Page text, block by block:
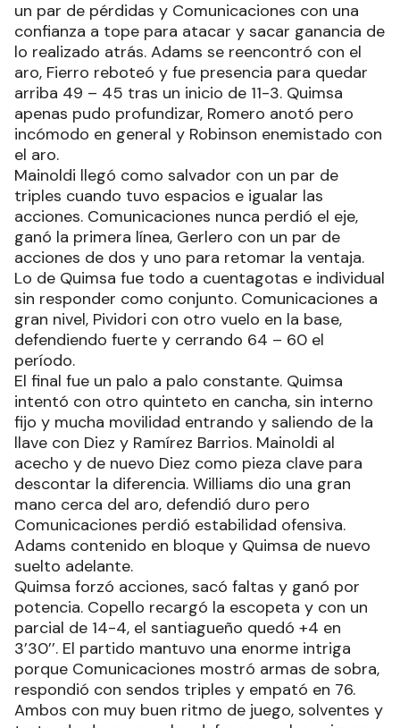
un par de pérdidas y Comunicaciones con una
confianza a tope para atacar y sacar ganancia de
lo realizado atrás. Adams se reencontró con el
aro, Fierro reboteó y fue presencia para quedar
arriba 49 – 45 tras un inicio de 11-3. Quimsa
apenas pudo profundizar, Romero anotó pero
incómodo en general y Robinson enemistado con
el aro.
Mainoldi llegó como salvador con un par de
triples cuando tuvo espacios e igualar las
acciones. Comunicaciones nunca perdió el eje,
ganó la primera línea, Gerlero con un par de
acciones de dos y uno para retomar la ventaja.
Lo de Quimsa fue todo a cuentagotas e individual
sin responder como conjunto. Comunicaciones a
gran nivel, Pividori con otro vuelo en la base,
defendiendo fuerte y cerrando 64 – 60 el
período.
El final fue un palo a palo constante. Quimsa
intentó con otro quinteto en cancha, sin interno
fijo y mucha movilidad entrando y saliendo de la
llave con Diez y Ramírez Barrios. Mainoldi al
acecho y de nuevo Diez como pieza clave para
descontar la diferencia. Williams dio una gran
mano cerca del aro, defendió duro pero
Comunicaciones perdió estabilidad ofensiva.
Adams contenido en bloque y Quimsa de nuevo
suelto adelante.
Quimsa forzó acciones, sacó faltas y ganó por
potencia. Copello recargó la escopeta y con un
parcial de 14-4, el santiagueño quedó +4 en
3’30’’. El partido mantuvo una enorme intriga
porque Comunicaciones mostró armas de sobra,
respondió con sendos triples y empató en 76.
Ambos con muy buen ritmo de juego, solventes y